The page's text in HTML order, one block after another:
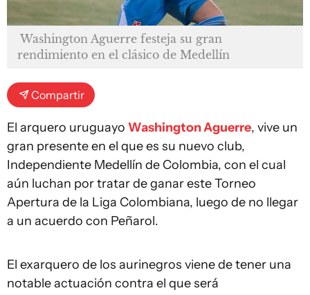
Washington Aguerre festeja su gran
rendimiento en el clásico de Medellín
Compartir
El arquero uruguayo Washington Aguerre, vive un
gran presente en el que es su nuevo club,
Independiente Medellín de Colombia, con el cual
aún luchan por tratar de ganar este Torneo
Apertura de la Liga Colombiana, luego de no llegar
a un acuerdo con Peñarol.
El exarquero de los aurinegros viene de tener una
notable actuación contra el que será